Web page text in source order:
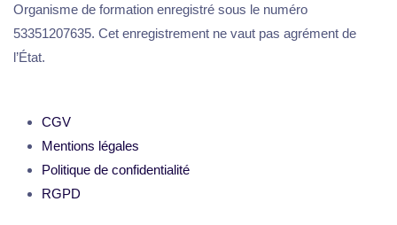
Organisme de formation enregistré sous le numéro
53351207635. Cet enregistrement ne vaut pas agrément de
l’État.
CGV
Mentions légales
Politique de confidentialité
RGPD